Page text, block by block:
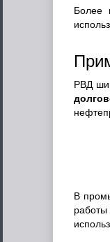
Более
РВД
В
работы